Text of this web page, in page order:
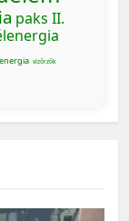
paks II.
vízőrzők